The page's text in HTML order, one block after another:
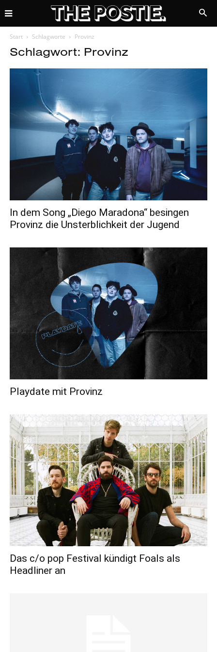
Start Schlagworte Provinz
Schlagwort: Provinz
In dem Song „Diego Maradona“ besingen
Provinz die Unsterblichkeit der Jugend
Playdate mit Provinz
Das c/o pop Festival kündigt Foals als
Headliner an